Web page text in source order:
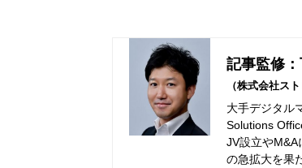
記事監修
（株式会社ス
大手デジタル
Solutions
JV設立や
の急拡大を果